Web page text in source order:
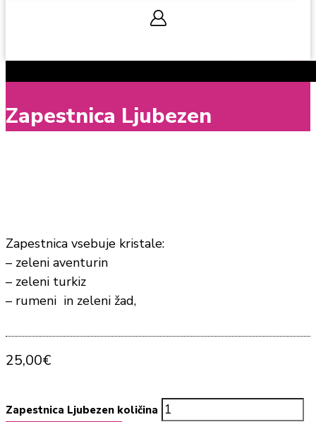
Zapestnica Ljubezen
Zapestnica vsebuje kristale:
– zeleni aventurin
– zeleni turkiz
– rumeni in zeleni žad,
25,00€
Zapestnica Ljubezen količina